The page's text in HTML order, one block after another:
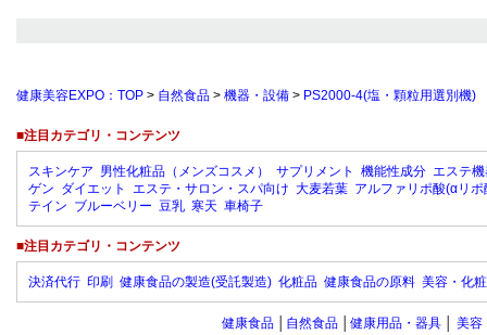
健康美容EXPO：TOP > 自然食品 > 機器・設備 > PS2000-4(塩・顆粒用選別機)
■注目カテゴリ・コンテンツ
スキンケア 男性化粧品（メンズコスメ） サプリメント 機能性成分 エステ
ゲン ダイエット エステ・サロン・スパ向け 大麦若葉 アルファリポ酸(αリポ
テイン ブルーベリー 豆乳 寒天 車椅子
■注目カテゴリ・コンテンツ
決済代行 印刷 健康食品の製造(受託製造) 化粧品 健康食品の原料 美容・化
健康食品 自然食品 健康用品・器具 美容